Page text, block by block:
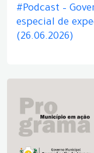
#Podcast –
especial de
(26.06.2026)